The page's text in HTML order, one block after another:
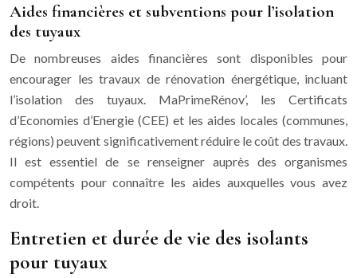
Aides financières et subventions pour l’isolation
des tuyaux
De nombreuses aides financières sont disponibles pour
encourager les travaux de rénovation énergétique, incluant
l’isolation des tuyaux. MaPrimeRénov’, les Certificats
d’Economies d’Energie (CEE) et les aides locales (communes,
régions) peuvent significativement réduire le coût des travaux.
Il est essentiel de se renseigner auprès des organismes
compétents pour connaître les aides auxquelles vous avez
droit.
Entretien et durée de vie des isolants
pour tuyaux